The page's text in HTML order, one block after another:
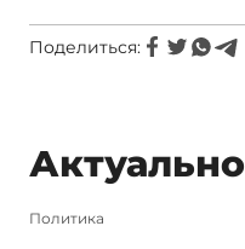
Поделиться:
Актуально
Политика